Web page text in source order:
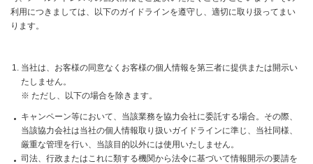
利用につきましては、以下のガイドラインを遵守し、適切に取り扱ってまい
ります。
当社は、お客様の同意なくお客様の個人情報を第三者に提供または開示い
たしません。
ただし、以下の場合を除きます。
キャンペーン等において、当該業務を協力会社に委託する場合。その際、
当該協力会社は当社の個人情報取り扱いガイドラインに準じ、当社同様、
厳重な管理を行い、当該目的以外には使用いたしません。
司法、行政またはこれに類する機関から法令に基づいて情報開示の要請を